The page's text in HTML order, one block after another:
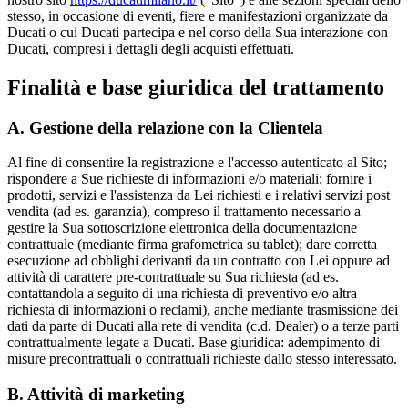
stesso, in occasione di eventi, fiere e manifestazioni organizzate da
Ducati o cui Ducati partecipa e nel corso della Sua interazione con
Ducati, compresi i dettagli degli acquisti effettuati.
Finalità e base giuridica del trattamento
A. Gestione della relazione con la Clientela
Al fine di consentire la registrazione e l'accesso autenticato al Sito;
rispondere a Sue richieste di informazioni e/o materiali; fornire i
prodotti, servizi e l'assistenza da Lei richiesti e i relativi servizi post
vendita (ad es. garanzia), compreso il trattamento necessario a
gestire la Sua sottoscrizione elettronica della documentazione
contrattuale (mediante firma grafometrica su tablet); dare corretta
esecuzione ad obblighi derivanti da un contratto con Lei oppure ad
attività di carattere pre-contrattuale su Sua richiesta (ad es.
contattandola a seguito di una richiesta di preventivo e/o altra
richiesta di informazioni o reclami), anche mediante trasmissione dei
dati da parte di Ducati alla rete di vendita (c.d. Dealer) o a terze parti
contrattualmente legate a Ducati. Base giuridica: adempimento di
misure precontrattuali o contrattuali richieste dallo stesso interessato.
B. Attività di marketing